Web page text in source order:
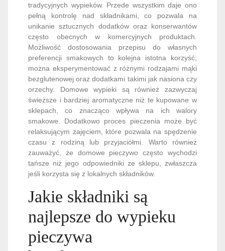
tradycyjnych wypieków. Przede wszystkim daje ono
pełną kontrolę nad składnikami, co pozwala na
unikanie sztucznych dodatków oraz konserwantów
często obecnych w komercyjnych produktach.
Możliwość dostosowania przepisu do własnych
preferencji smakowych to kolejna istotna korzyść;
można eksperymentować z różnymi rodzajami mąki
bezglutenowej oraz dodatkami takimi jak nasiona czy
orzechy. Domowe wypieki są również zazwyczaj
świeższe i bardziej aromatyczne niż te kupowane w
sklepach, co znacząco wpływa na ich walory
smakowe. Dodatkowo proces pieczenia może być
relaksującym zajęciem, które pozwala na spędzenie
czasu z rodziną lub przyjaciółmi. Warto również
zauważyć, że domowe pieczywo często wychodzi
tańsze niż jego odpowiedniki ze sklepu, zwłaszcza
jeśli korzysta się z lokalnych składników.
Jakie składniki są
najlepsze do wypieku
pieczywa